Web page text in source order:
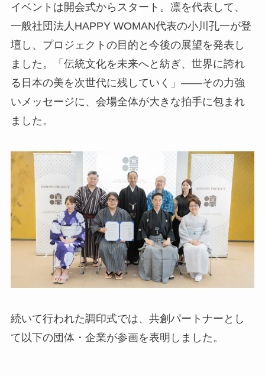
イベントは開会式からスタート。凛を代表して、
一般社団法人HAPPY WOMAN代表の小川孔一が登
壇し、プロジェクトの目的と今後の展望を発表し
ました。「伝統文化を未来へと紡ぎ、世界に誇れ
る日本の美を次世代に残していく」――その力強
いメッセージに、会場全体が大きな拍手に包まれ
ました。
続いて行われた調印式では、共創パートナーとし
て以下の団体・企業が参画を表明しました。